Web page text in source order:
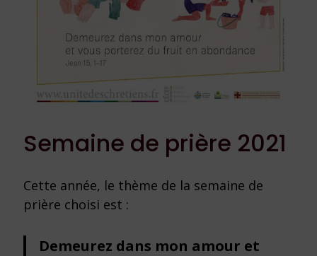
Semaine de prière 2021
Cette année, le thème de la semaine de
prière choisi est :
Demeurez dans mon amour et